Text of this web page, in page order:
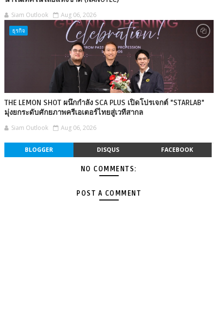
Siam Outlook Aug 06, 2026
ธุรกิจ
THE LEMON SHOT ผนึกกำลัง SCA PLUS เปิดโปรเจกต์ "STARLAB"
มุ่งยกระดับศักยภาพครีเอเตอร์ไทยสู่เวทีสากล
Siam Outlook Aug 06, 2026
BLOGGER DISQUS FACEBOOK
NO COMMENTS:
POST A COMMENT